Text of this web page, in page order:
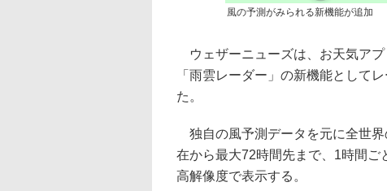
風の予測がみられる新機能が追加
ウェザーニューズは、お天気アプ
「雨雲レーダー」の新機能として
た。
独自の風予測データを元に全世
在から最大72時間先まで、1時間
高解像度で表示する。